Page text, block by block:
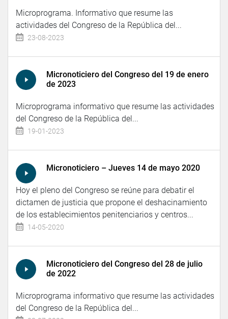
Microprograma. Informativo que resume las
actividades del Congreso de la República del...
23-08-2023
Micronoticiero del Congreso del 19 de enero
de 2023
Microprograma informativo que resume las actividades
del Congreso de la República del...
19-01-2023
Micronoticiero – Jueves 14 de mayo 2020
Hoy el pleno del Congreso se reúne para debatir el
dictamen de justicia que propone el deshacinamiento
de los establecimientos penitenciarios y centros...
14-05-2020
Micronoticiero del Congreso del 28 de julio
de 2022
Microprograma informativo que resume las actividades
del Congreso de la República del...